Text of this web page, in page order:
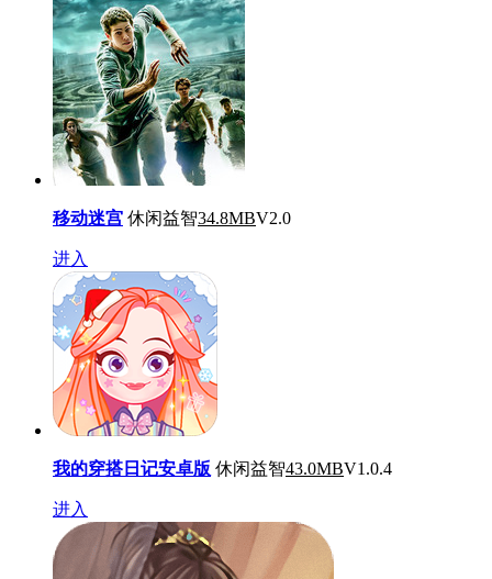
移动迷宫 休闲益智34.8MBV2.0
进入
我的穿搭日记安卓版 休闲益智43.0MBV1.0.4
进入